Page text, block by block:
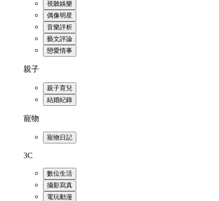
視聽娛樂
偶像明星
音樂評析
藝文評論
戀愛情事
親子
親子育兒
結婚紀錄
寵物
寵物日記
3C
數位生活
攝影寫真
電玩動漫